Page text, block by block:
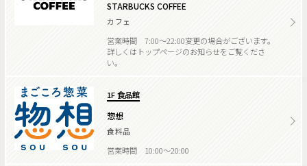
STARBUCKS COFFEE
カフェ
営業時間 7:00～22:00変更の場合がございます。
詳しくはトップページのお知らせをご覧くださ
い。
1F 食品館
惣想
食料品
営業時間 10:00～20:00